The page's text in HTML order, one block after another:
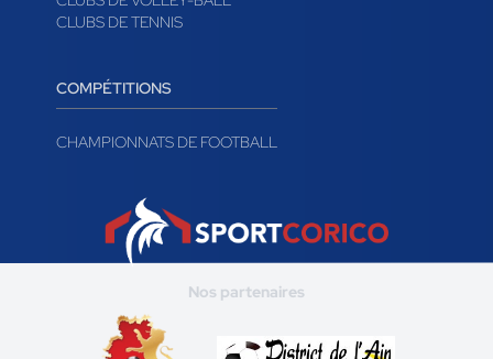
CLUBS DE RUGBY
CLUBS DE HANDBALL
CLUBS DE TENNIS
COMPÉTITIONS
CHAMPIONNATS DE FOOTBALL
Nos partenaires